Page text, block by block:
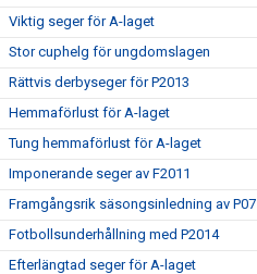
Viktig seger för A-laget
Stor cuphelg för ungdomslagen
Rättvis derbyseger för P2013
Hemmaförlust för A-laget
Tung hemmaförlust för A-laget
Imponerande seger av F2011
Framgångsrik säsongsinledning av P07
Fotbollsunderhållning med P2014
Efterlängtad seger för A-laget